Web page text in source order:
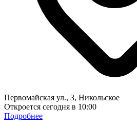
Первомайская ул., 3, Никольское
Откроется сегодня в 10:00
Подробнее